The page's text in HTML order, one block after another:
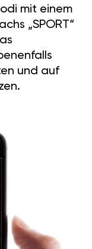
mit einem
„SPORT“
und auf